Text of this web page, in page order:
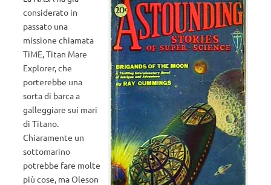
considerato in
passato una
missione chiamata
TiME, Titan Mare
Explorer, che
porterebbe una
sorta di barca a
galleggiare sui mari
di Titano.
Chiaramente un
sottomarino
potrebbe fare molte
più cose, ma Oleson